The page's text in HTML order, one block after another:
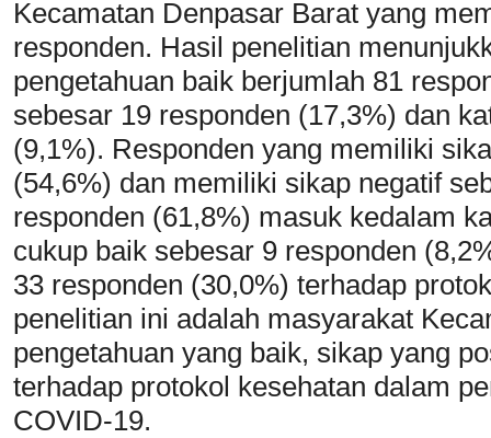
Kecamatan Denpasar Barat yang
responden. Hasil penelitian
pengetahuan baik berjumlah 81
sebesar 19 responden (17,3%) dan
(9,1%). Responden yang memiliki
(54,6%) dan memiliki sikap negatif
responden (61,8%) masuk kedalam
cukup baik sebesar 9 responden
33 responden (30,0%) terhadap
penelitian ini adalah masyarakat
pengetahuan yang baik, sikap yang
terhadap protokol kesehatan dalam
COVID-19.